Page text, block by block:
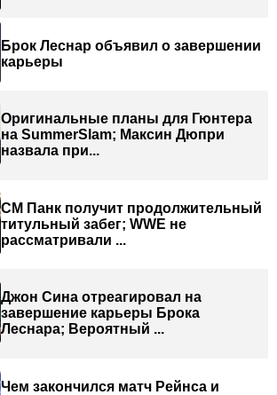
Брок Леснар объявил о завершении
карьеры
Оригинальные планы для Гюнтера
на SummerSlam; Максин Дюпри
назвала при...
СМ Панк получит продолжительный
титульный забег; WWE не
рассматривали ...
Джон Сина отреагировал на
завершение карьеры Брока
Леснара; Вероятный ...
Чем закончился матч Рейнса и